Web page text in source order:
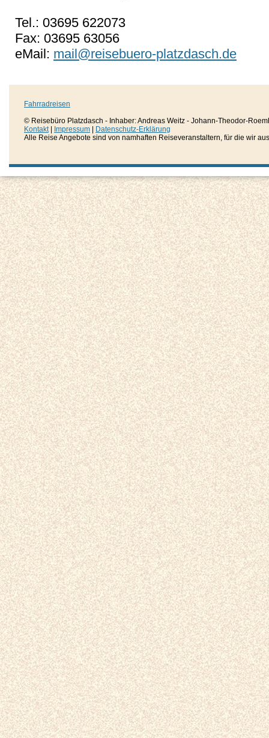
Tel.: 03695 622073
Fax: 03695 63056
eMail: mail@reisebuero-platzdasch.de
Fahrradreisen
© Reisebüro Platzdasch - Inhaber: Andreas Weitz - Johann-Theodor-
Kontakt| Impressum
Datenschutz-Erklärung
Alle Reise Angebote sind von namhaften Reiseveranstaltern, für die wir